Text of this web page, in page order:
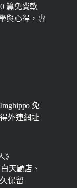
篇免費軟
與心得，專
免
外連網址
》
天顧店、
保留